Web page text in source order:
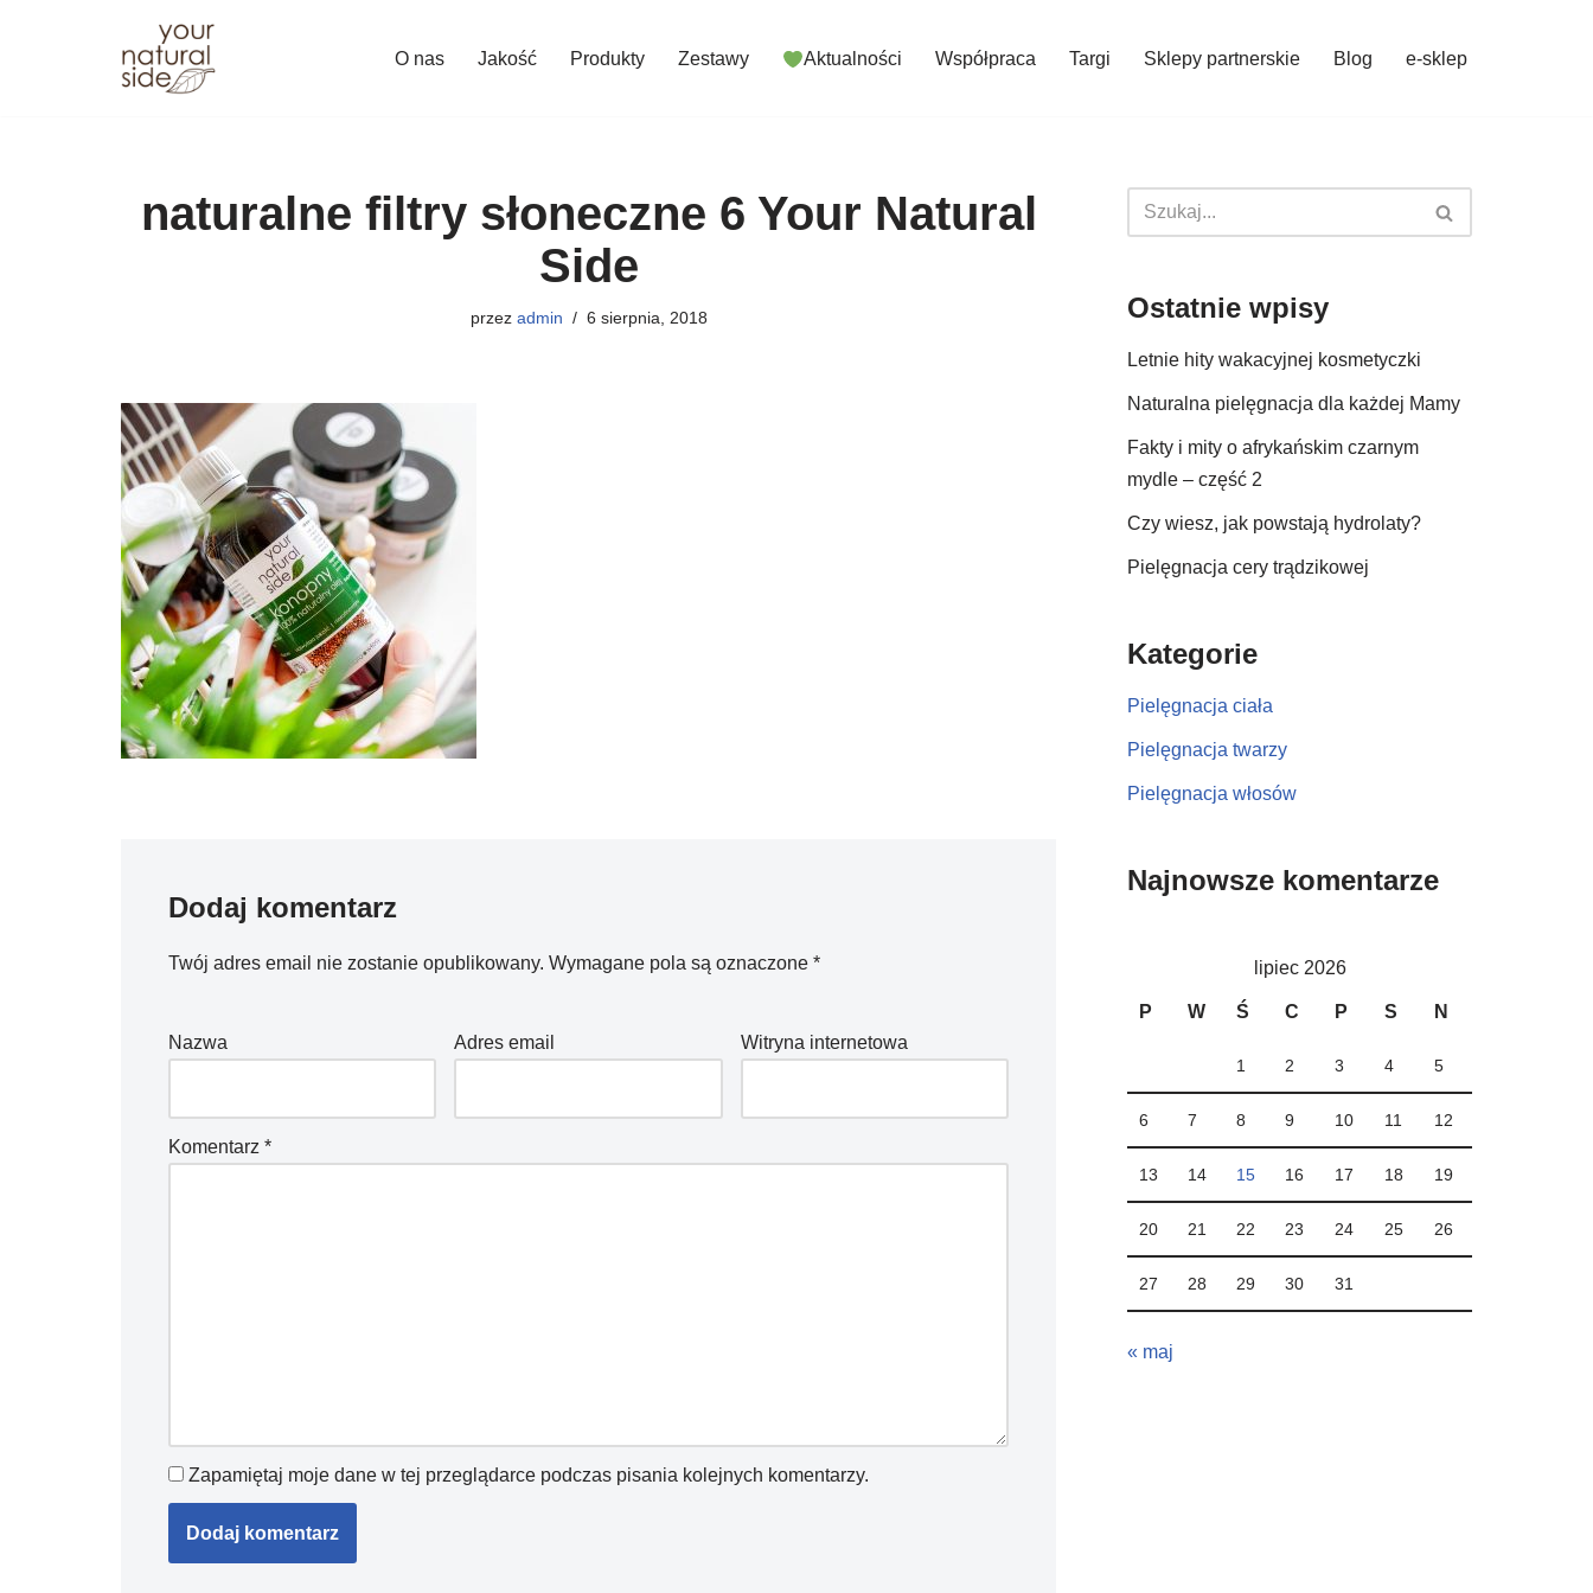
O nas Jakość Produkty Zestawy Aktualności Współpraca Targi Sklepy partnerskie Blog e-sklep
naturalne filtry słoneczne 6 Your Natural
Side
przez admin 6 sierpnia, 2018
Dodaj komentarz
Twój adres email nie zostanie opublikowany. Wymagane pola są oznaczone *
Nazwa Adres email Witryna internetowa
Komentarz *
Zapamiętaj moje dane w tej przeglądarce podczas pisania kolejnych komentarzy.
Ostatnie wpisy
Letnie hity wakacyjnej kosmetyczki
Naturalna pielęgnacja dla każdej Mamy
Fakty i mity o afrykańskim czarnym
mydle – część 2
Czy wiesz, jak powstają hydrolaty?
Pielęgnacja cery trądzikowej
Kategorie
Pielęgnacja ciała
Pielęgnacja twarzy
Pielęgnacja włosów
Najnowsze komentarze
lipiec 2026
P W Ś C P S N
1 2 3 4 5
6 7 8 9 10 11 12
13 14 15 16 17 18 19
20 21 22 23 24 25 26
27 28 29 30 31
« maj